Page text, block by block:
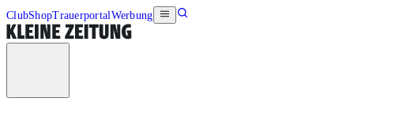
ClubShopTrauerportalWerbung